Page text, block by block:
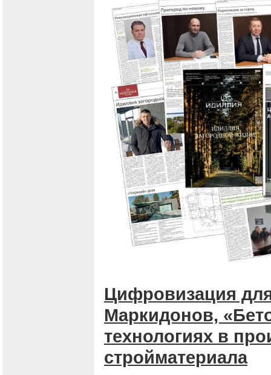
Цифровизация
Маркидонов,
технологиях в
стройматериала